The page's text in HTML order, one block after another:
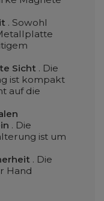
. Sowohl
Sicht . Die
ist kompakt
auf die
. Die
ist um
. Die
Hand